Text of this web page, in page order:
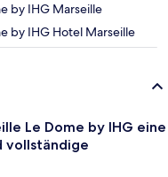
by IHG Marseille
by IHG Hotel Marseille
Le Dome by IHG eine
vollständige